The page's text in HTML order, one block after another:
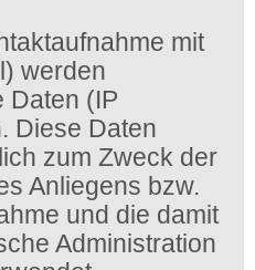
mit
werden
Daten (IP
Diese Daten
zum Zweck der
Anliegens bzw.
und die damit
Administration